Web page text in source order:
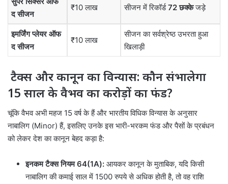
द सीजन
₹10 लाख सीजन में रिकॉर्ड72 छक्केजड़े
इमर्जिंग प्लेयर ऑफ
द सीजन
₹10 लाख
सीजन का सर्वश्रेष्ठ उभरता हुआ
खिलाड़ी
टैक्स और कानून का विन्यास: कौन संभालेगा
15 साल के वैभव का करोड़ों का फंड?
चूंकि वैभव अभी महज 15 वर्ष के हैं और भारतीय विधिक विन्यास के अनुसार
नाबालिग (Minor) हैं, इसलिए उनके इस भारी-भरकम फंड और पैसों के प्रबंधन
को लेकर देश का कानून बेहद कड़ा है:
इनकम टैक्स नियम 64(1A): आयकर कानून के मुताबिक, यदि किसी
नाबालिग की कमाई साल में 1500 रुपये से अधिक होती है, तो वह राशि